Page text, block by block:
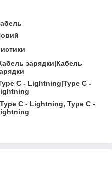
зарядки|Кабель
C - Lightning|Type C -
C - Lightning, Type C -